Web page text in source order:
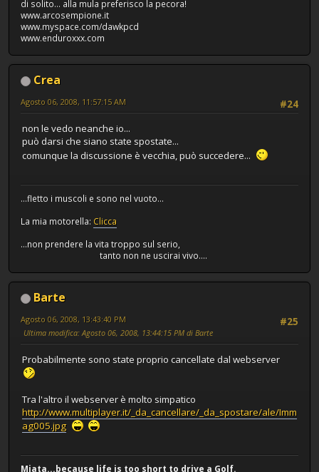
di solito... alla mula preferisco la pecora!
www.arcosempione.it
www.myspace.com/dawkpcd
www.enduroxxx.com
Crea
#24
Agosto 06, 2008, 11:57:15 AM
non le vedo neanche io...
può darsi che siano state spostate...
comunque la discussione è vecchia, può succedere...
...fletto i muscoli e sono nel vuoto...
La mia motorella: Clicca
...non prendere la vita troppo sul serio,
tanto non ne uscirai vivo....
Barte
#25
Agosto 06, 2008, 13:43:40 PM
Ultima modifica: Agosto 06, 2008, 13:44:15 PM di Barte
Probabilmente sono state proprio cancellate dal webserver
Tra l'altro il webserver è molto simpatico
http://www.multiplayer.it/_da_cancellare/_da_spostare/ale/Imm
ag005.jpg
Miata...because life is too short to drive a Golf.